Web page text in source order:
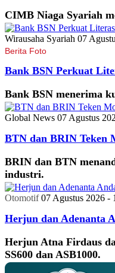
CIMB Niaga Syariah
Wirausaha Syariah 07
Berita Foto
Bank BSN Perkuat
Bank BSN menerima
Global News 07 Agustus
BTN dan BRIN Teken
BRIN dan BTN
industri.
Otomotif 07 Agustus 2026 -
Herjun dan Adenanta
Herjun Atna Firdaus
SS600 dan ASB1000.